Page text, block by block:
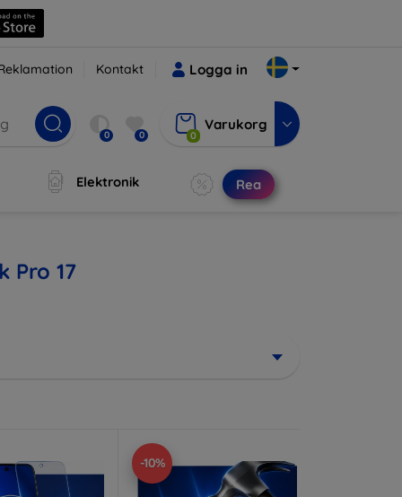
Kontakt Logga in
0 0 0
Varukorg
Elektronik Rea
Pro 17
-10%